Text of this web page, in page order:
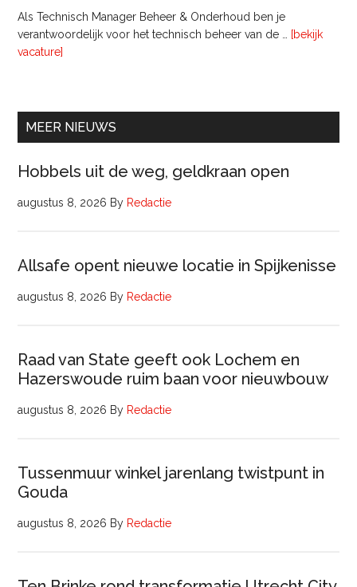
Als Technisch Manager Beheer & Onderhoud ben je
verantwoordelijk voor het technisch beheer van de …
[bekijk
vacature]
Onderhoud
Vastgoedmanagement
MEER NIEUWS
Hobbels uit de weg, geldkraan open
augustus 8, 2026 By Redactie
Allsafe opent nieuwe locatie in Spijkenisse
augustus 8, 2026 By Redactie
Raad van State geeft ook Lochem en
Hazerswoude ruim baan voor nieuwbouw
augustus 8, 2026 By Redactie
Tussenmuur winkel jarenlang twistpunt in
Gouda
augustus 8, 2026 By Redactie